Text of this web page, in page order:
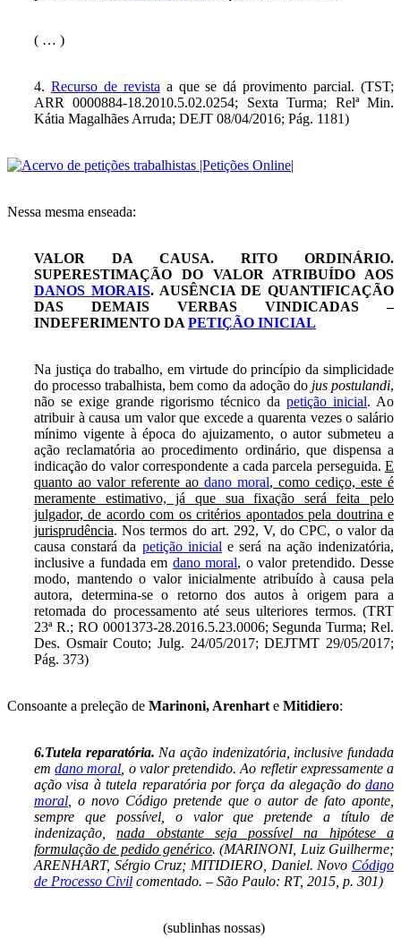
( … )
4. Recurso de revista a que se dá provimento parcial. (TST;
ARR 0000884-18.2010.5.02.0254; Sexta Turma; Relª Min.
Kátia Magalhães Arruda; DEJT 08/04/2016; Pág. 1181)
Nessa mesma enseada:
VALOR DA CAUSA. RITO ORDINÁRIO.
SUPERESTIMAÇÃO DO VALOR ATRIBUÍDO AOS
DANOS MORAIS. AUSÊNCIA DE QUANTIFICAÇÃO
DAS DEMAIS VERBAS VINDICADAS –
INDEFERIMENTO DA PETIÇÃO INICIAL
Na justiça do trabalho, em virtude do princípio da simplicidade
do processo trabalhista, bem como da adoção do jus postulandi,
não se exige grande rigorismo técnico da petição inicial. Ao
atribuir à causa um valor que excede a quarenta vezes o salário
mínimo vigente à época do ajuizamento, o autor submeteu a
ação reclamatória ao procedimento ordinário, que dispensa a
indicação do valor correspondente a cada parcela perseguida. E
quanto ao valor referente ao dano moral, como cediço, este é
meramente estimativo, já que sua fixação será feita pelo
julgador, de acordo com os critérios apontados pela doutrina e
jurisprudência. Nos termos do art. 292, V, do CPC, o valor da
causa constará da petição inicial e será na ação indenizatória,
inclusive a fundada em dano moral, o valor pretendido. Desse
modo, mantendo o valor inicialmente atribuído à causa pela
autora, determina-se o retorno dos autos à origem para a
retomada do processamento até seus ulteriores termos. (TRT
23ª R.; RO 0001373-28.2016.5.23.0006; Segunda Turma; Rel.
Des. Osmair Couto; Julg. 24/05/2017; DEJTMT 29/05/2017;
Pág. 373)
Consoante a preleção de Marinoni, Arenhart e Mitidiero:
6.Tutela reparatória. Na ação indenizatória, inclusive fundada
emdano moral , o valor pretendido. Ao refletir expressamente a
ação visa à tutela reparatória por força da alegação do dano
moral , o novo Código pretende que o autor de fato aponte,
sempre que possível, o valor que pretende a título de
indenização,nada obstante seja possível na hipótese a
formulação de pedido genérico. (MARINONI, Luiz Guilherme;
ARENHART, Sérgio Cruz; MITIDIERO, Daniel. Novo Código
de Processo Civil comentado. – São Paulo: RT, 2015, p. 301)
(sublinhas nossas)